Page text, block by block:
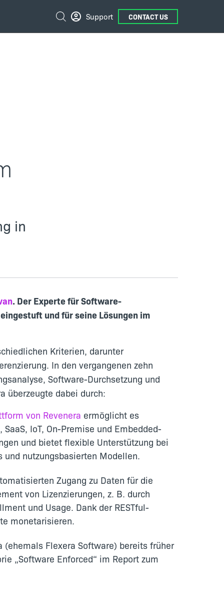
Suche
LinksSupport CONTACT US
in
. Der Experte für Software-
und für seine Lösungen im
Kriterien, darunter
In den vergangenen zehn
Software-Durchsetzung und
überzeugte dabei durch:
von Revenera ermöglicht es
IoT, On-Premise und Embedded-
und bietet flexible Unterstützung bei
und nutzungsbasierten Modellen.
Zugang zu Daten für die
von Lizenzierungen, z. B. durch
und Usage. Dank der RESTful-
monetarisieren.
(ehemals Flexera Software) bereits früher
„Software Enforced“ im Report zum